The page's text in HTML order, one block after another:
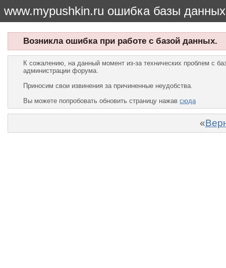
www.mypushkin.ru ошибка базы данных
Возникла ошибка при работе с базой данных.
К сожалению, на данный момент из-за технических проблем с
администрации форума.
Приносим свои извинения за причиненные неудобства.
Вы можете попробовать обновить страницу нажав сюда
«